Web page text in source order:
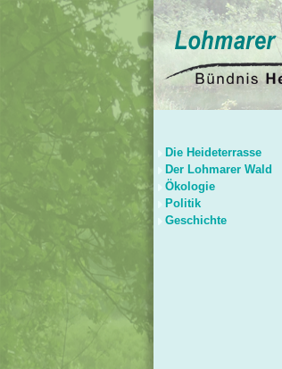
Die Heideterrasse
Der Lohmarer Wald
Ökologie
Politik
Geschichte